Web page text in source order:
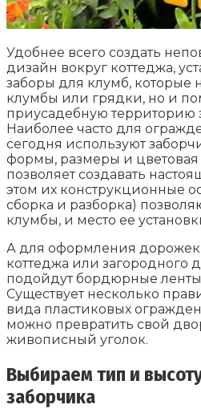
Удобнее всего создать
дизайн вокруг коттеджа,
заборы для клумб, которые
клумбы или грядки, но и
приусадебную территорию
Наиболее часто для
сегодня используют
формы, размеры и цветовая
позволяет создавать
этом их конструкционные
сборка и разборка)
клумбы, и место ее
А для оформления дорожек
коттеджа или загородного
подойдут бордюрные ленты
Существует несколько
вида пластиковых
можно превратить свой
живописный уголок.
Выбираем тип и
заборчика